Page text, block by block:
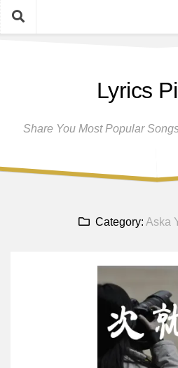
Skip
Disclaimer And Privacy Policy
Lyrics
Share You Most Popular
Category: Aska